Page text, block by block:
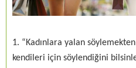
1. “Kadınlara yalan
kendileri için söylendiğini